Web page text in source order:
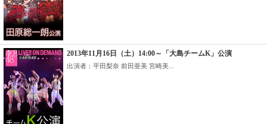
2013年11月16日（土）14:00～「大島チームK」公演
出演者：平田梨奈 前田亜美 宮崎美...